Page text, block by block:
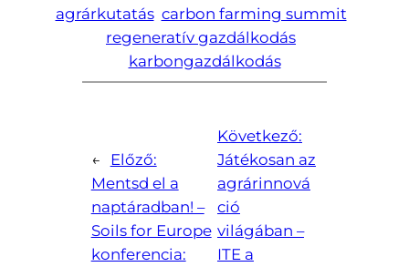
agrárkutatás carbon farming summit
regeneratív gazdálkodás
karbongazdálkodás
←
Előző:
Mentsd el a
naptáradban! –
Soils for Europe
konferencia:
Következő:
Játékosan az
agrárinnová
ció
világában –
ITE a